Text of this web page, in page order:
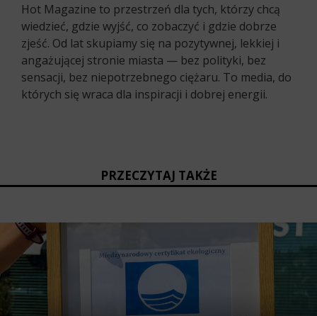
Hot Magazine to przestrzeń dla tych, którzy chcą
wiedzieć, gdzie wyjść, co zobaczyć i gdzie dobrze
zjeść. Od lat skupiamy się na pozytywnej, lekkiej i
angażującej stronie miasta — bez polityki, bez
sensacji, bez niepotrzebnego ciężaru. To media, do
których się wraca dla inspiracji i dobrej energii.
PRZECZYTAJ TAKŻE